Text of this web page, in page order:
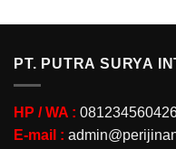
PT. PUTRA SURYA
HP / WA :
E-mail :